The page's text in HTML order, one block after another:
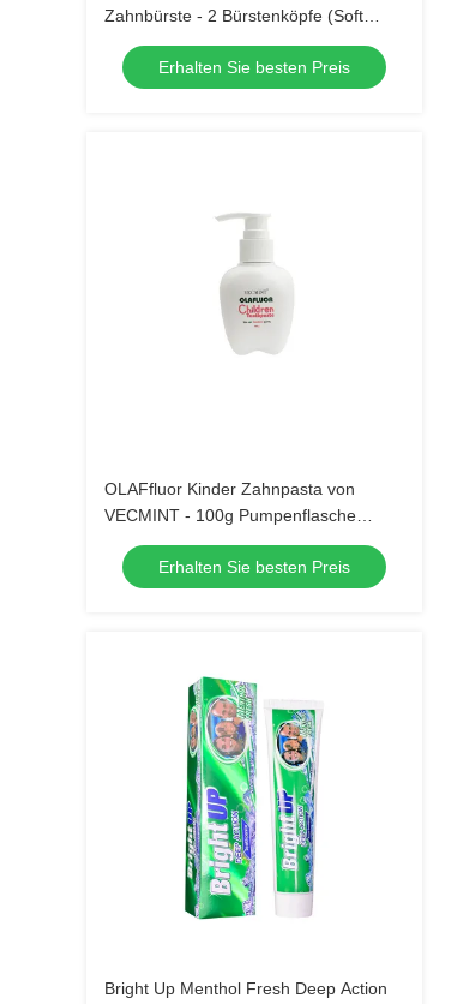
Zahnbürste - 2 Bürstenköpfe (Soft
Bristle) Wasserdichte Schallzahnbürste
mit 3 Modi für Kinder 3-15 Jahre Alt
Mundpflege-Kit
Erhalten Sie besten Preis
OLAFfluor Kinder Zahnpasta von
VECMINT - 100g Pumpenflasche
Erdbeergeschmack sichere
Mundpflege Zahnpasta für Kinder 
tägliche Hygiene
Erhalten Sie besten Preis
Bright Up Menthol Fresh Deep Action